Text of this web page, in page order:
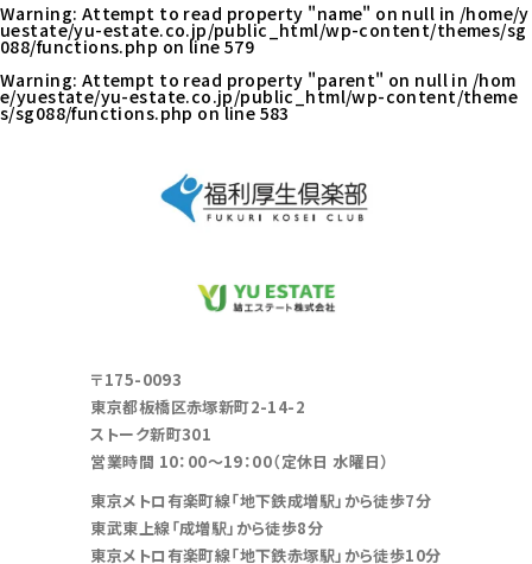
Warning: Attempt to read property "name" on null in /home/y
uestate/yu-estate.co.jp/public_html/wp-content/themes/sg
088/functions.php on line 579
Warning: Attempt to read property "parent" on null in /hom
e/yuestate/yu-estate.co.jp/public_html/wp-content/theme
s/sg088/functions.php on line 583
〒175-0093
東京都板橋区赤塚新町2-14-2
ストーク新町301
営業時間 10：00～19：00（定休日 水曜日）
東京メトロ有楽町線「地下鉄成増駅」から徒歩7分
東武東上線「成増駅」から徒歩8分
東京メトロ有楽町線「地下鉄赤塚駅」から徒歩10分